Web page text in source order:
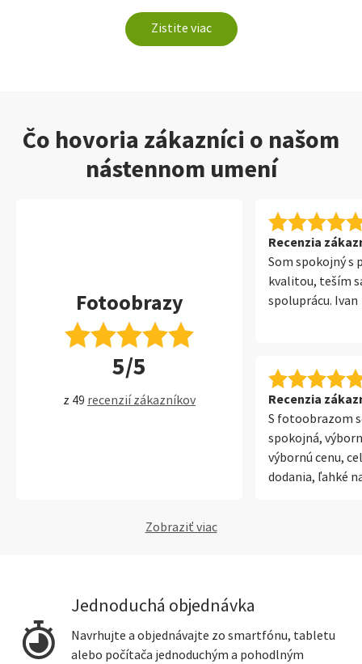
Zistite viac
Čo hovoria zákazníci o našom
nástennom umení
Fotoobrazy
5/5
z 49 recenzií zákazníkov
Recenzia
Som spokojný s
kvalitou, teším
spoluprácu. Ivan
Recenzia
S fotoobrazom
spokojná,
výbornú cenu,
dodania, ľahké
Zobraziť viac
Jednoduchá objednávka
Navrhujte a objednávajte zo smartfónu, tabletu
alebo počítača jednoduchým a pohodlným